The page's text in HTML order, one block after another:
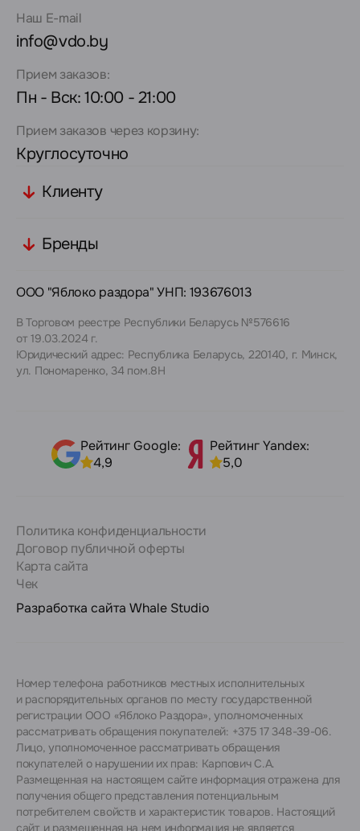
Наш E-mail
info@vdo.by
Прием заказов:
Пн - Вск: 10:00 - 21:00
Прием заказов через корзину:
Круглосуточно
Клиенту
Бренды
ООО "Яблоко раздора" УНП: 193676013
В Торговом реестре Республики Беларусь №576616
от 19.03.2024 г.
Юридический адрес: Республика Беларусь, 220140, г. Минск,
ул. Пономаренко, 34 пом.8Н
Рейтинг Google:
4,9
Рейтинг Yandex:
5,0
Политика конфиденциальности
Договор публичной оферты
Карта сайта
Чек
Разработка сайта Whale Studio
Номер телефона работников местных исполнительных
и распорядительных органов по месту государственной
регистрации ООО «Яблоко Раздора», уполномоченных
рассматривать обращения покупателей: +375 17 348-39-06.
Лицо, уполномоченное рассматривать обращения
покупателей о нарушении их прав: Карпович С.А.
Размещенная на настоящем сайте информация отражена для
получения общего представления потенциальным
потребителем свойств и характеристик товаров. Настоящий
сайт и размещенная на нем информация не является